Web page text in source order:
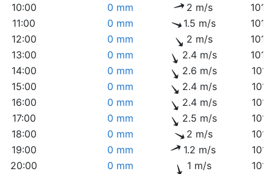
10:00
0 mm 2 m/s
11:00
0 mm 1.5 m/s
12:00
0 mm 2 m/s
13:00
0 mm 2.4 m/s
14:00
0 mm 2.6 m/s
15:00
0 mm 2.4 m/s
16:00
0 mm 2.4 m/s
17:00
0 mm 2.5 m/s
18:00
0 mm 2 m/s
19:00
0 mm 1.2 m/s
20:00
0 mm 1 m/s